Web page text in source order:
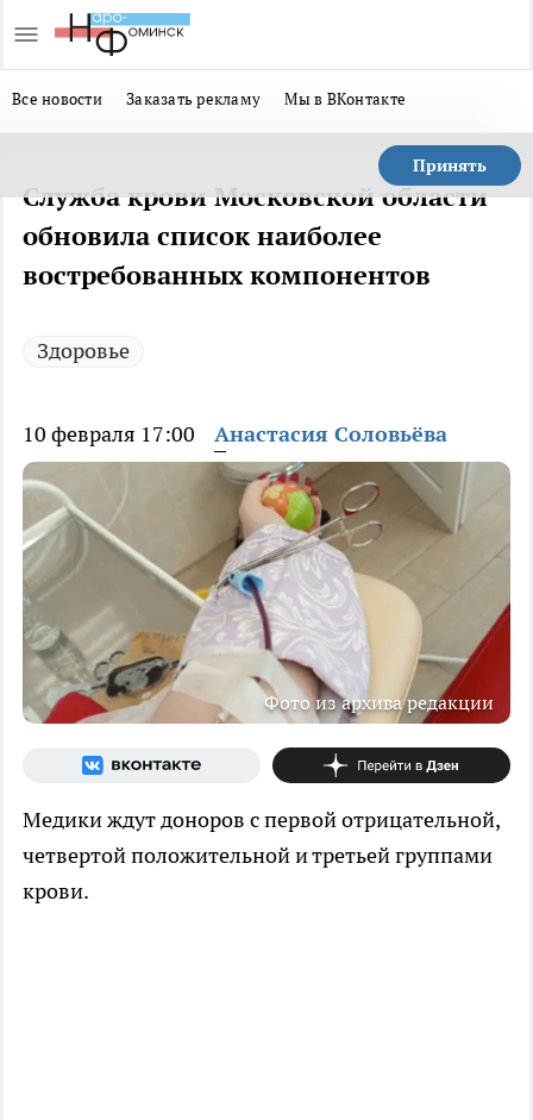
Все новости Заказать рекламу Мы в ВКонтакте
Принять
Служба крови Московской области
обновила список наиболее
востребованных компонентов
Здоровье
10 февраля 17:00 Анастасия Соловьёва
Фото из архива редакции
Медики ждут доноров с первой отрицательной,
четвертой положительной и третьей группами
крови.